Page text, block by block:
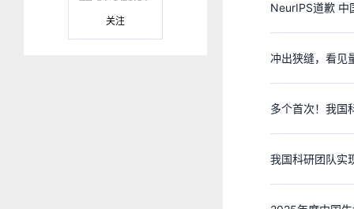
关注
NeurIPS道歉 中
冲出狭缝，看见
多个首次！我国
我国科研团队实